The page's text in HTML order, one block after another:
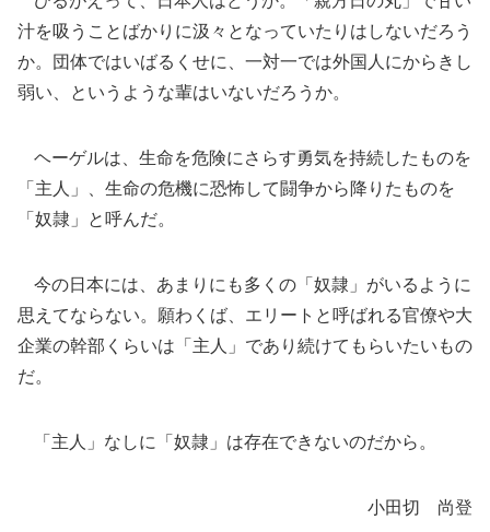
汁を吸うことばかりに汲々となっていたりはしないだろう
か。団体ではいばるくせに、一対一では外国人にからきし
弱い、というような輩はいないだろうか。
ヘーゲルは、生命を危険にさらす勇気を持続したものを
「主人」、生命の危機に恐怖して闘争から降りたものを
「奴隷」と呼んだ。
今の日本には、あまりにも多くの「奴隷」がいるように
思えてならない。願わくば、エリートと呼ばれる官僚や大
企業の幹部くらいは「主人」であり続けてもらいたいもの
だ。
「主人」なしに「奴隷」は存在できないのだから。
小田切 尚登